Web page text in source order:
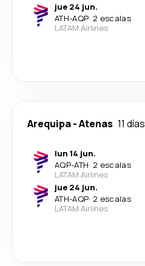
jue 24 jun.
ATH-AQP· 2 escalas
LATAM Airlines
Arequipa-Atenas 11 días
lun 14 jun.
AQP-ATH· 2 escalas
LATAM Airlines
jue 24 jun.
ATH-AQP· 2 escalas
LATAM Airlines